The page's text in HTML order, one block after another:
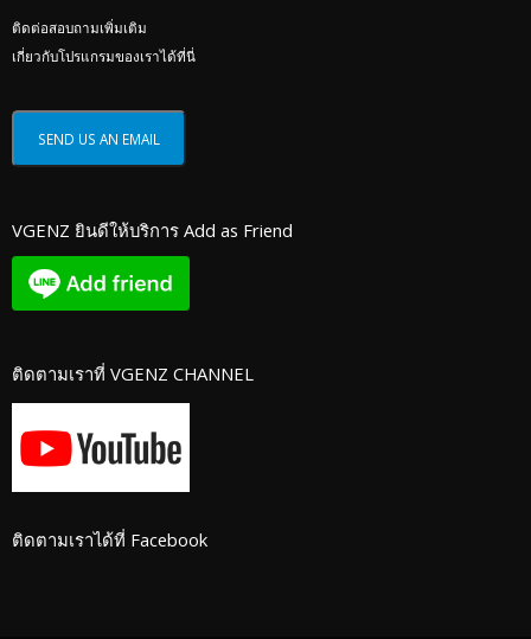
ติดต่อสอบถามเพิ่มเติม
เกี่ยวกับโปรแกรมของเราได้ที่นี่
VGENZ ยินดีให้บริการ Add as Friend
ติดตามเราที่ VGENZ CHANNEL
ติดตามเราได้ที่ Facebook